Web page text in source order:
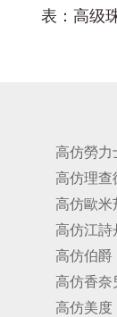
表：高级
高仿勞力
高仿理查
高仿歐米
高仿江詩
高仿伯爵
高仿香奈
高仿美度